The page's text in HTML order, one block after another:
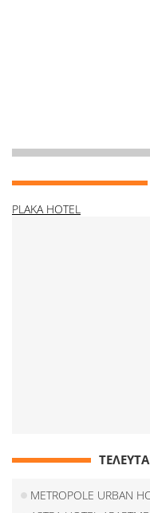
PLAKA HOTEL
METROPOLE URBAN